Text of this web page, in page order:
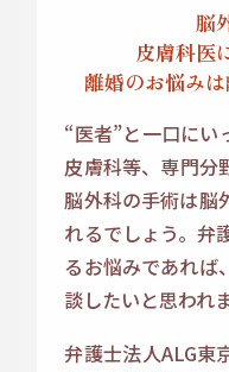
脳
皮膚科医
離婚のお悩みは
“医者”と一口にい
皮膚科等、専門分
脳外科の手術は脳
れるでしょう。弁
るお悩みであれば
談したいと思われ
弁護士法人ALG東